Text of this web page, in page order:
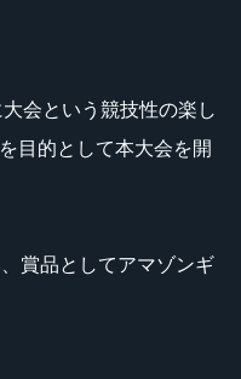
会という競技性の楽し
目的として本大会を開
賞品としてアマゾンギ